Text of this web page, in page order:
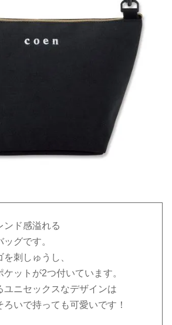
ンド感溢れる
グです。
刺しゅうし、
ットが2つ付いています。
ユニセックスなデザインは
いで持っても可愛いです！